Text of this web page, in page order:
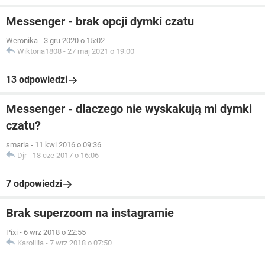
Messenger - brak opcji dymki czatu
Weronika - 3 gru 2020 o 15:02
Wiktoria1808 - 27 maj 2021 o 19:00
13 odpowiedzi
Messenger - dlaczego nie wyskakują mi dymki
czatu?
smaria - 11 kwi 2016 o 09:36
Djr - 18 cze 2017 o 16:06
7 odpowiedzi
Brak superzoom na instagramie
Pixi - 6 wrz 2018 o 22:55
Karolllla - 7 wrz 2018 o 07:50